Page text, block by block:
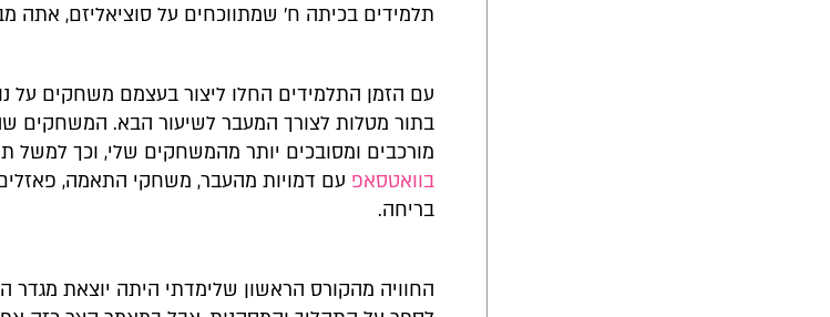
תלמידים בכיתה ח' שמתווכחים על סוציאליזם, אתה
עם הזמן התלמידים החלו ליצור בעצמם משחקים על
בתור מטלות לצורך המעבר לשיעור הבא. המשחקים
מורכבים ומסובכים יותר מהמשחקים שלי, וכך למשל
בוואטסאפ עם דמויות מהעבר, משחקי התאמה, פאזלים
בריחה.
החוויה מהקורס הראשון שלימדתי היתה יוצאת מגדר